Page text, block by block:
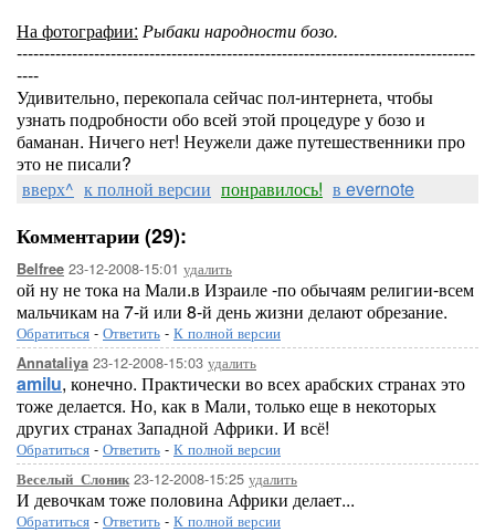
На фотографии: Рыбаки народности бозо.
-----------------------------------------------------------------------------------
----
Удивительно, перекопала сейчас пол-интернета, чтобы
узнать подробности обо всей этой процедуре у бозо и
баманан. Ничего нет! Неужели даже путешественники про
это не писали?
вверх^ к полной версии понравилось! в evernote
Комментарии (29):
Belfree 23-12-2008-15:01 удалить
ой ну не тока на Мали.в Израиле -по обычаям религии-всем
мальчикам на 7-й или 8-й день жизни делают обрезание.
Обратиться - Ответить - К полной версии
Annataliya 23-12-2008-15:03 удалить
amilu, конечно. Практически во всех арабских странах это
тоже делается. Но, как в Мали, только еще в некоторых
других странах Западной Африки. И всё!
Обратиться - Ответить - К полной версии
Веселый_Слоник23-12-2008-15:25 удалить
И девочкам тоже половина Африки делает...
Обратиться - Ответить - К полной версии